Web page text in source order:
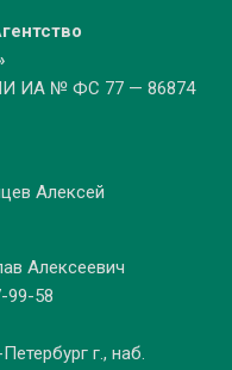
ИА № ФС 77 — 86874
Алексей
Алексеевич
99-58
г., наб.